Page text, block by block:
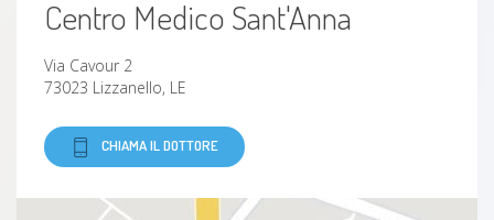
Centro Medico Sant'Anna
Via Cavour 2
73023 Lizzanello, LE
CHIAMA IL DOTTORE